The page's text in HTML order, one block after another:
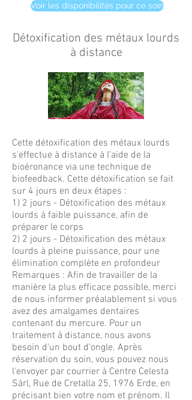
Voir les disponibilités pour ce soin
Détoxification des métaux lourds
à distance
Cette détoxification des métaux lourds
s'effectue à distance à l'aide de la
bioéronance via une technique de
biofeedback. Cette détoxification se fait
sur 4 jours en deux étapes :
1) 2 jours - Détoxification des métaux
lourds à faible puissance, afin de
préparer le corps
2) 2 jours - Détoxification des métaux
lourds à pleine puissance, pour une
élimination complète en profondeur
Remarques : Afin de travailler de la
manière la plus efficace possible, merci
de nous informer préalablement si vous
avez des amalgames dentaires
contenant du mercure. Pour un
traitement à distance, nous avons
besoin d'un bout d'ongle. Après
réservation du soin, vous pouvez nous
l'envoyer par courrier à Centre Celesta
Sàrl, Rue de Cretalla 25, 1976 Erde, en
précisant bien votre nom et prénom. Il